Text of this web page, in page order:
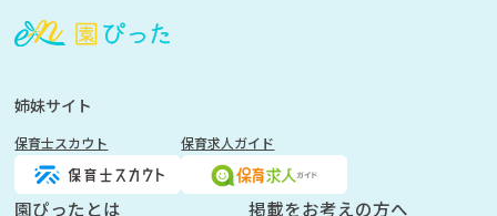
登
く
姉妹サイト
保育士スカウト 保育求人ガイド
園ぴったとは 掲載をお考えの方へ